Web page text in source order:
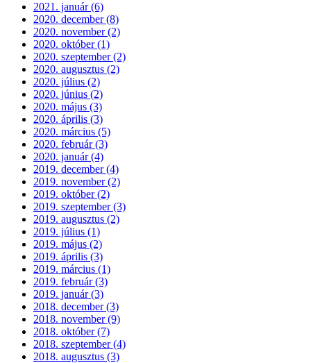
2021. január (6)
2020. december (8)
2020. november (2)
2020. október (1)
2020. szeptember (2)
2020. augusztus (2)
2020. július (2)
2020. június (2)
2020. május (3)
2020. április (3)
2020. március (5)
2020. február (3)
2020. január (4)
2019. december (4)
2019. november (2)
2019. október (2)
2019. szeptember (3)
2019. augusztus (2)
2019. július (1)
2019. május (2)
2019. április (3)
2019. március (1)
2019. február (3)
2019. január (3)
2018. december (3)
2018. november (9)
2018. október (7)
2018. szeptember (4)
2018. augusztus (3)